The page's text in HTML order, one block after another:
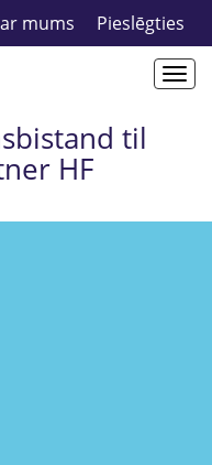
mums Pieslēgties
til
HF